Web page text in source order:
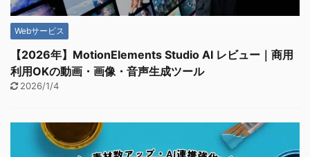
Webサービス
【2026年】MotionElements Studio AI レビュー｜商用
利用OKの動画・画像・音声生成ツール
2026/1/4